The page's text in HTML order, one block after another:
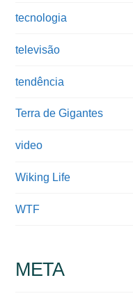
tecnologia
televisão
tendência
Terra de Gigantes
video
Wiking Life
WTF
META